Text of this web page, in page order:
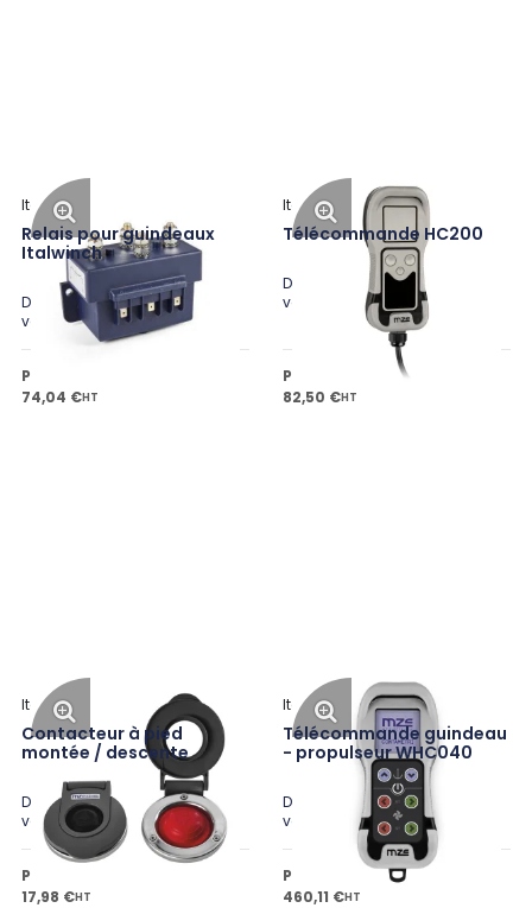
Relais pour guindeaux
Italwinch
Italwinch
Disponible en plusieurs
variantes
Prix public à partir de
74,04 €HT
Télécommande HC200
Italwinch
Disponible en plusieurs
variantes
Prix public à partir de
82,50 €HT
Contacteur à pied
montée / descente
Italwinch
Disponible en plusieurs
variantes
Prix public à partir de
17,98 €HT
Télécommande guindeau
- propulseur WHC040
Italwinch
Disponible en plusieurs
variantes
Prix public à partir de
460,11 €HT